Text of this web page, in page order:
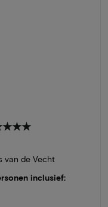
van de Vecht
inclusief: